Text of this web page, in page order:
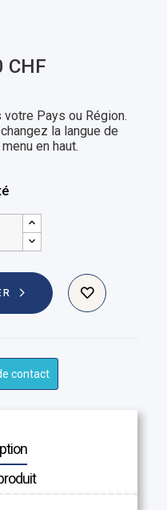
CHF
Pays ou Région.
la langue de
en haut.
contact